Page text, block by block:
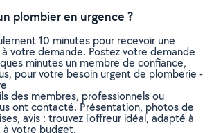
plombier en urgence ?
10 minutes pour recevoir une
votre demande. Postez votre demande
minutes un membre de confiance,
pour votre besoin urgent de plomberie -
des membres, professionnels ou
ont contacté. Présentation, photos de
avis : trouvez l'offreur idéal, adapté à
votre budget.